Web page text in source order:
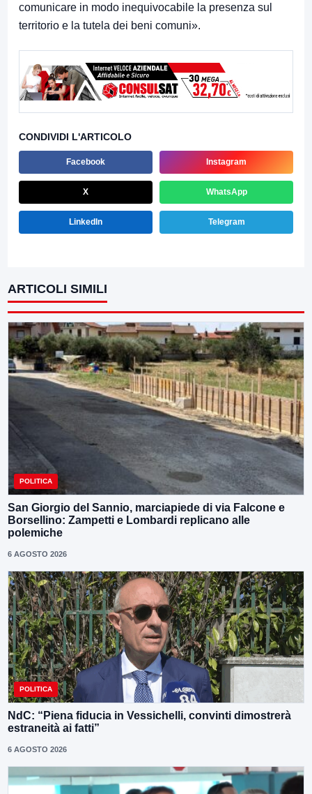
comunicare in modo inequivocabile la presenza sul
territorio e la tutela dei beni comuni».
CONDIVIDI L'ARTICOLO
Facebook Instagram
X WhatsApp
LinkedIn Telegram
ARTICOLI SIMILI
POLITICA
San Giorgio del Sannio, marciapiede di via Falcone e
Borsellino: Zampetti e Lombardi replicano alle
polemiche
6 AGOSTO 2026
POLITICA
NdC: “Piena fiducia in Vessichelli, convinti dimostrerà
estraneità ai fatti”
6 AGOSTO 2026